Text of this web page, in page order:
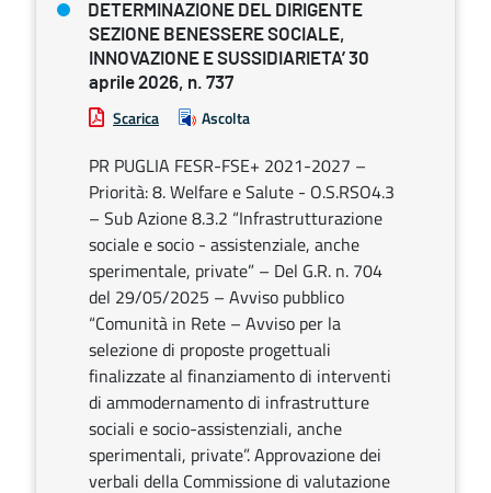
DETERMINAZIONE DEL DIRIGENTE
SEZIONE BENESSERE SOCIALE,
INNOVAZIONE E SUSSIDIARIETA’ 30
aprile 2026, n. 737
Scarica Ascolta
PR PUGLIA FESR-FSE+ 2021-2027 –
Priorità: 8. Welfare e Salute - O.S.RSO4.3
– Sub Azione 8.3.2 “Infrastrutturazione
sociale e socio - assistenziale, anche
sperimentale, private” – Del G.R. n. 704
del 29/05/2025 – Avviso pubblico
“Comunità in Rete – Avviso per la
selezione di proposte progettuali
finalizzate al finanziamento di interventi
di ammodernamento di infrastrutture
sociali e socio-assistenziali, anche
sperimentali, private”. Approvazione dei
verbali della Commissione di valutazione